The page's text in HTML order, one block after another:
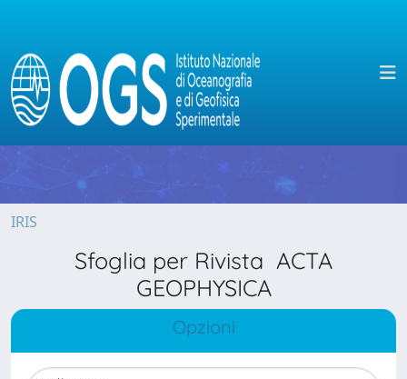
IRIS
Sfoglia per Rivista ACTA
GEOPHYSICA
Opzioni